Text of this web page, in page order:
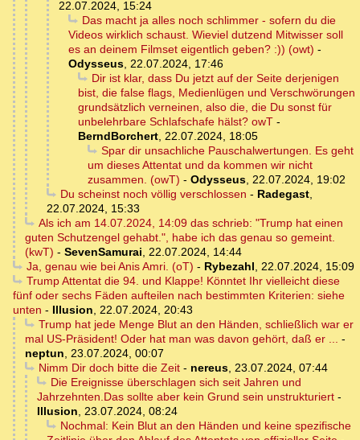
22.07.2024, 15:24
Das macht ja alles noch schlimmer - sofern du die
Videos wirklich schaust. Wieviel dutzend Mitwisser soll
es an deinem Filmset eigentlich geben? :)) (owt) -
Odysseus, 22.07.2024, 17:46
Dir ist klar, dass Du jetzt auf der Seite derjenigen
bist, die false flags, Medienlügen und Verschwörungen
grundsätzlich verneinen, also die, die Du sonst für
unbelehrbare Schlafschafe hälst? owT -
BerndBorchert, 22.07.2024, 18:05
Spar dir unsachliche Pauschalwertungen. Es geht
um dieses Attentat und da kommen wir nicht
zusammen. (owT) - Odysseus, 22.07.2024, 19:02
Du scheinst noch völlig verschlossen - Radegast,
22.07.2024, 15:33
Als ich am 14.07.2024, 14:09 das schrieb: "Trump hat einen
guten Schutzengel gehabt.", habe ich das genau so gemeint.
(kwT) - SevenSamurai, 22.07.2024, 14:44
Ja, genau wie bei Anis Amri. (oT) - Rybezahl, 22.07.2024, 15:09
Trump Attentat die 94. und Klappe! Könntet Ihr vielleicht diese
fünf oder sechs Fäden aufteilen nach bestimmten Kriterien: siehe
unten - Illusion, 22.07.2024, 20:43
Trump hat jede Menge Blut an den Händen, schließlich war er
mal US-Präsident! Oder hat man was davon gehört, daß er ... -
neptun, 23.07.2024, 00:07
Nimm Dir doch bitte die Zeit- nereus, 23.07.2024, 07:44
Die Ereignisse überschlagen sich seit Jahren und
Jahrzehnten.Das sollte aber kein Grund sein unstrukturiert -
Illusion, 23.07.2024, 08:24
Nochmal: Kein Blut an den Händen und keine spezifische